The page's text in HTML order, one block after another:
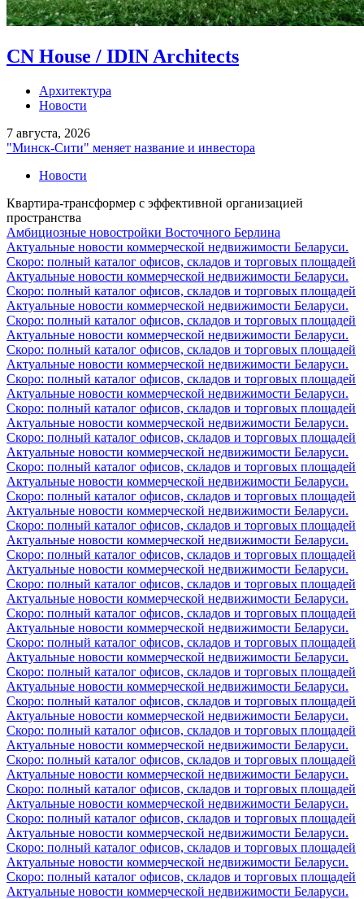
CN House / IDIN Architects
Архитектура
Новости
7 августа, 2026
"Минск-Сити" меняет название и инвестора
Новости
Квартира-трансформер с эффективной организацией
пространства
Амбициозные новостройки Восточного Берлина
Актуальные новости коммерческой недвижимости Беларуси.
Скоро: полный каталог офисов, складов и торговых площадей
Актуальные новости коммерческой недвижимости Беларуси.
Скоро: полный каталог офисов, складов и торговых площадей
Актуальные новости коммерческой недвижимости Беларуси.
Скоро: полный каталог офисов, складов и торговых площадей
Актуальные новости коммерческой недвижимости Беларуси.
Скоро: полный каталог офисов, складов и торговых площадей
Актуальные новости коммерческой недвижимости Беларуси.
Скоро: полный каталог офисов, складов и торговых площадей
Актуальные новости коммерческой недвижимости Беларуси.
Скоро: полный каталог офисов, складов и торговых площадей
Актуальные новости коммерческой недвижимости Беларуси.
Скоро: полный каталог офисов, складов и торговых площадей
Актуальные новости коммерческой недвижимости Беларуси.
Скоро: полный каталог офисов, складов и торговых площадей
Актуальные новости коммерческой недвижимости Беларуси.
Скоро: полный каталог офисов, складов и торговых площадей
Актуальные новости коммерческой недвижимости Беларуси.
Скоро: полный каталог офисов, складов и торговых площадей
Актуальные новости коммерческой недвижимости Беларуси.
Скоро: полный каталог офисов, складов и торговых площадей
Актуальные новости коммерческой недвижимости Беларуси.
Скоро: полный каталог офисов, складов и торговых площадей
Актуальные новости коммерческой недвижимости Беларуси.
Скоро: полный каталог офисов, складов и торговых площадей
Актуальные новости коммерческой недвижимости Беларуси.
Скоро: полный каталог офисов, складов и торговых площадей
Актуальные новости коммерческой недвижимости Беларуси.
Скоро: полный каталог офисов, складов и торговых площадей
Актуальные новости коммерческой недвижимости Беларуси.
Скоро: полный каталог офисов, складов и торговых площадей
Актуальные новости коммерческой недвижимости Беларуси.
Скоро: полный каталог офисов, складов и торговых площадей
Актуальные новости коммерческой недвижимости Беларуси.
Скоро: полный каталог офисов, складов и торговых площадей
Актуальные новости коммерческой недвижимости Беларуси.
Скоро: полный каталог офисов, складов и торговых площадей
Актуальные новости коммерческой недвижимости Беларуси.
Скоро: полный каталог офисов, складов и торговых площадей
Актуальные новости коммерческой недвижимости Беларуси.
Скоро: полный каталог офисов, складов и торговых площадей
Актуальные новости коммерческой недвижимости Беларуси.
Скоро: полный каталог офисов, складов и торговых площадей
Актуальные новости коммерческой недвижимости Беларуси.